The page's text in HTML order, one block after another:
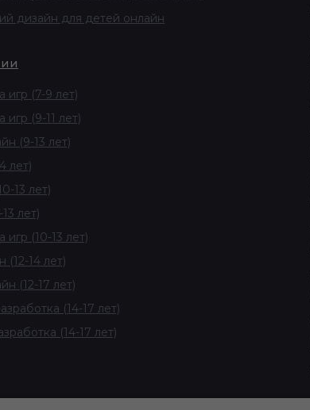
игр (7-9 лет)
(9-13 лет)
(12-17 лет)
(14-17 лет)
(14-17 лет)
игр (10-13 лет)
(12-14 лет)
лет)
игр (9-11 лет)
13 лет)
лет)
дизайн для детей онлайн